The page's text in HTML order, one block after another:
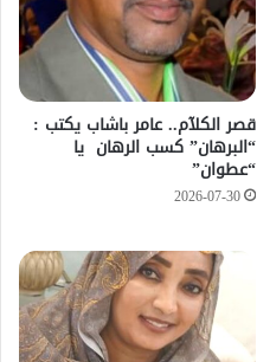
قصر الكلآم.. عامر باشاب يكتب :
“البرهان” كسب الرهان يا
“عطوان”
2026-07-30